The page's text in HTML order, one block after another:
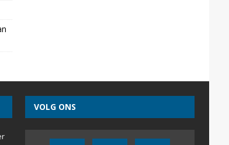
VOLG ONS